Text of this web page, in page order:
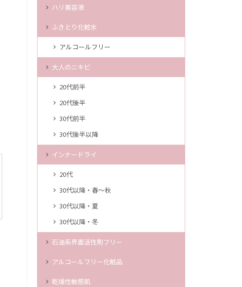
ハリ美容液
ふきとり化粧水
アルコールフリー
大人のニキビ
20代前半
20代後半
30代前半
30代後半以降
インナードライ
20代
30代以降・春～秋
30代以降・夏
30代以降・冬
石油系界面活性剤フリー
アルコールフリー化粧品
乾燥性敏感肌